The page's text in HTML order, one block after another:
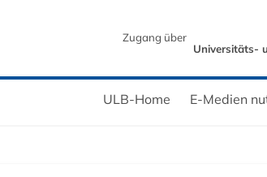
Zugang über
Universitäts-
ULB-Home E-Medien